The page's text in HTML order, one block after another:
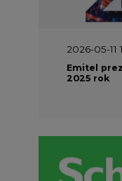
2026-05-11
Emitel
2025 rok